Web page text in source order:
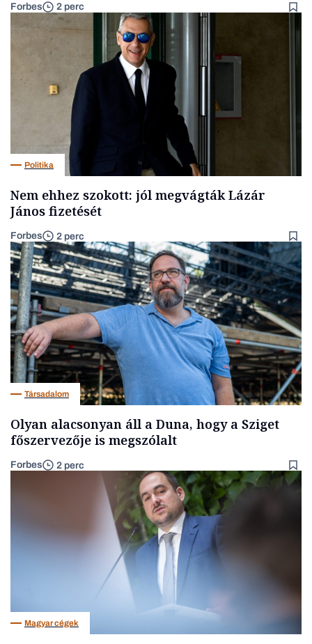
Forbes 2 perc
Politika
Nem ehhez szokott: jól megvágták Lázár
János fizetését
Forbes 2 perc
Társadalom
Olyan alacsonyan áll a Duna, hogy a Sziget
főszervezője is megszólalt
Forbes 2 perc
Magyar cégek